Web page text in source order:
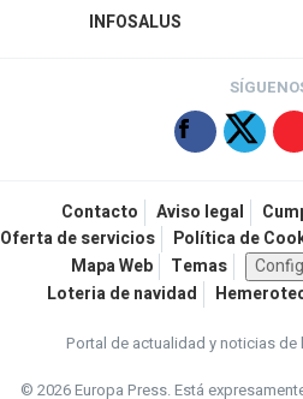
INFOSALUS
Contacto Aviso legal
Oferta de servicios
Política de
Mapa Web
Temas
Loteria de navidad
Portal de actualidad y noticias de
© 2026 Europa Press.Está